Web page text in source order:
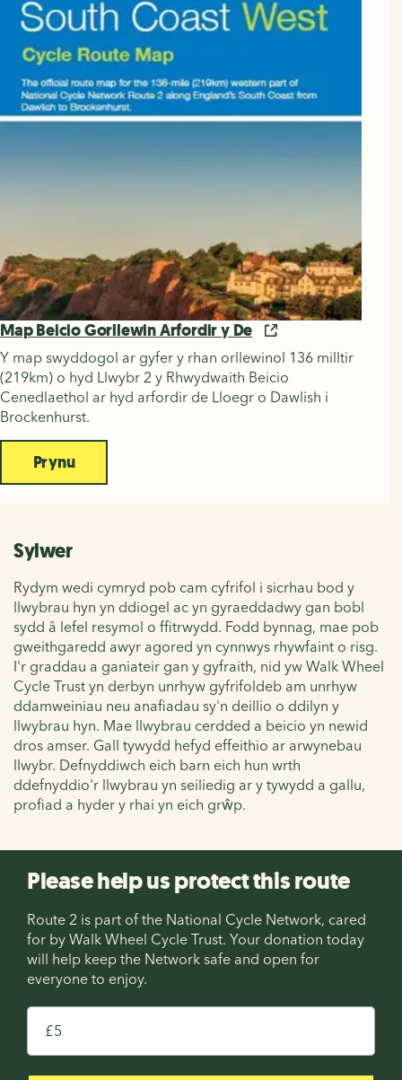
Map Beicio Gorllewin Arfordir y De
Y map swyddogol ar gyfer y rhan orllewinol 136 milltir
(219km) o hyd Llwybr 2 y Rhwydwaith Beicio
Cenedlaethol ar hyd arfordir de Lloegr o Dawlish i
Brockenhurst.
Prynu
Sylwer
Rydym wedi cymryd pob cam cyfrifol i sicrhau bod y
llwybrau hyn yn ddiogel ac yn gyraeddadwy gan bobl
sydd â lefel resymol o ffitrwydd. Fodd bynnag, mae pob
gweithgaredd awyr agored yn cynnwys rhywfaint o risg.
I'r graddau a ganiateir gan y gyfraith, nid yw Walk Wheel
Cycle Trust yn derbyn unrhyw gyfrifoldeb am unrhyw
ddamweiniau neu anafiadau sy'n deillio o ddilyn y
llwybrau hyn. Mae llwybrau cerdded a beicio yn newid
dros amser. Gall tywydd hefyd effeithio ar arwynebau
llwybr. Defnyddiwch eich barn eich hun wrth
ddefnyddio'r llwybrau yn seiliedig ar y tywydd a gallu,
profiad a hyder y rhai yn eich grŵp.
Please help us protect this route
Route 2 is part of the National Cycle Network, cared
for by Walk Wheel Cycle Trust. Your donation today
will help keep the Network safe and open for
everyone to enjoy.
£